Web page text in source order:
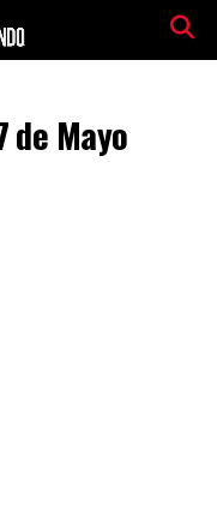
de Mayo